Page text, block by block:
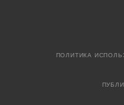
ПОЛИТИКА